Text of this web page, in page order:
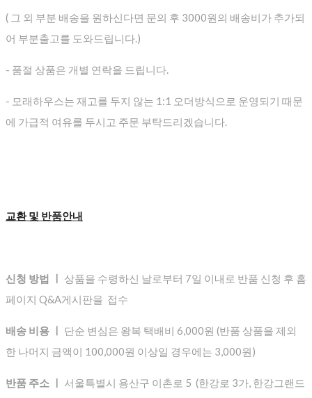
( 그 외 부분 배송을 원하신다면 문의 후 3000원의 배송비가 추가되
어 부분출고를 도와드립니다.)
- 품절 상품은 개별 연락을 드립니다.
- 모래하우스는 재고를 두지 않는 1:1 오더방식으로 운영되기 때문
에 가급적 여유를 두시고 주문 부탁드리겠습니다.
교환 및 반품안내
신청 방법 ㅣ 상품을 수령하신 날로부터 7일 이내로 반품 신청 후 홈
페이지 Q&A게시판을 접수
배송 비용 ㅣ
단순 변심은 왕복 택배비 6,000원 (반품 상품을 제외
한 나머지 금액이 100,000원 이상일 경우에는 3,000원)
반품 주소 ㅣ 서울특별시 용산구 이촌로 5 (한강로 3가, 한강그랜드